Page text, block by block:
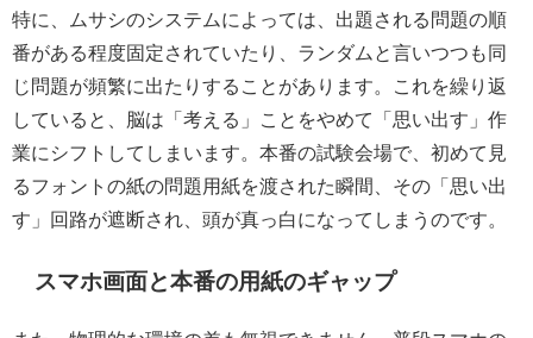
特に、ムサシのシステムによっては、出題される問題の順
番がある程度固定されていたり、ランダムと言いつつも同
じ問題が頻繁に出たりすることがあります。これを繰り返
していると、脳は「考える」ことをやめて「思い出す」作
業にシフトしてしまいます。本番の試験会場で、初めて見
るフォントの紙の問題用紙を渡された瞬間、その「思い出
す」回路が遮断され、頭が真っ白になってしまうのです。
スマホ画面と本番の用紙のギャップ